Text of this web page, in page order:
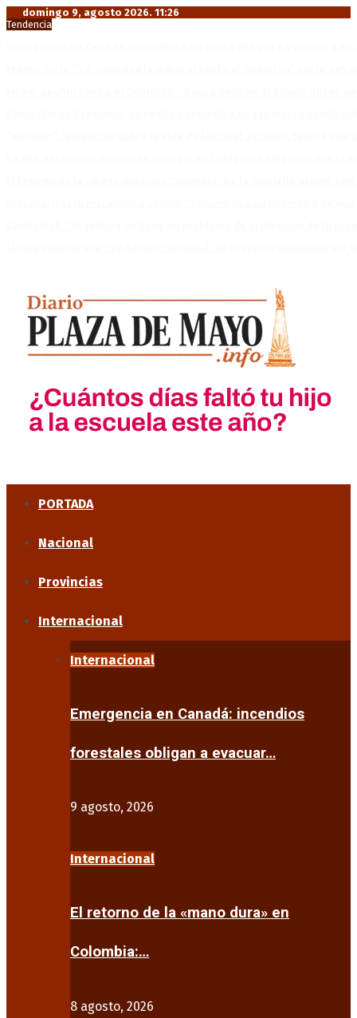
domingo 9, agosto 2026. 11:26
Tendencia
PORTADA
Nacional
Provincias
Internacional
Internacional
Emergencia en Canadá: incendios
forestales obligan a evacuar…
9 agosto, 2026
Internacional
El retorno de la «mano dura» en
Colombia:…
8 agosto, 2026